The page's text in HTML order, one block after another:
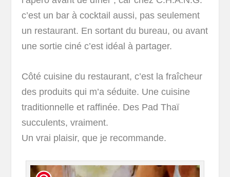
c’est un bar à cocktail aussi, pas seulement
un restaurant. En sortant du bureau, ou avant
une sortie ciné c’est idéal à partager.
Côté cuisine du restaurant, c’est la fraîcheur
des produits qui m’a séduite. Une cuisine
traditionnelle et raffinée. Des Pad Thaï
succulents, vraiment.
Un vrai plaisir, que je recommande.